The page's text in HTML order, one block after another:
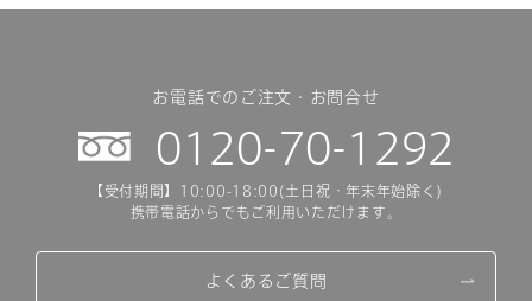
お電話でのご注文・お問合せ
0120-70-1292
【受付期間】10:00-18:00(土日祝・年末年始除く)
携帯電話からでもご利用いただけます。
よくあるご質問